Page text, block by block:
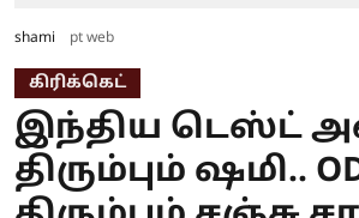
shami pt web
கிரிக்கெட்
இந்திய டெஸ்ட்
திரும்பும் ஷமி..